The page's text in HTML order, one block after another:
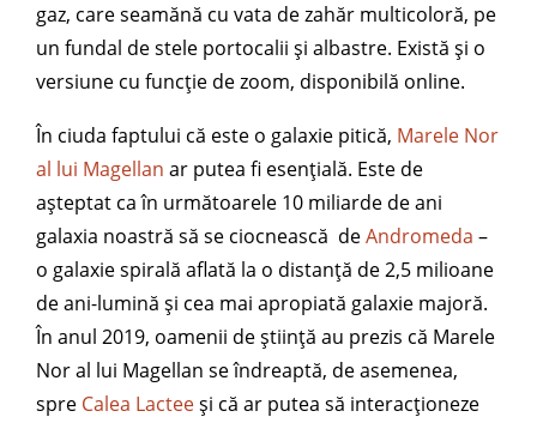
gaz, care seamănă cu vata de zahăr multicoloră, pe
un fundal de stele portocalii și albastre. Există și o
versiune cu funcție de zoom, disponibilă online.
În ciuda faptului că este o galaxie pitică, Marele Nor
al lui Magellan ar putea fi esențială. Este de
așteptat ca în următoarele 10 miliarde de ani
galaxia noastră să se ciocnească deAndromeda –
o galaxie spirală aflată la o distanță de 2,5 milioane
de ani-lumină și cea mai apropiată galaxie majoră.
În anul 2019, oamenii de știință au prezis că Marele
Nor al lui Magellan se îndreaptă, de asemenea,
spre Calea Lacteeși că ar putea să interacționeze